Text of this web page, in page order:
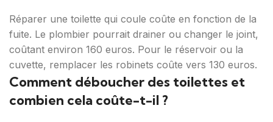
Réparer une toilette qui coule coûte en fonction de la
fuite. Le plombier pourrait drainer ou changer le joint,
coûtant environ 160 euros. Pour le réservoir ou la
cuvette, remplacer les robinets coûte vers 130 euros.
Comment déboucher des toilettes et
combien cela coûte-t-il ?